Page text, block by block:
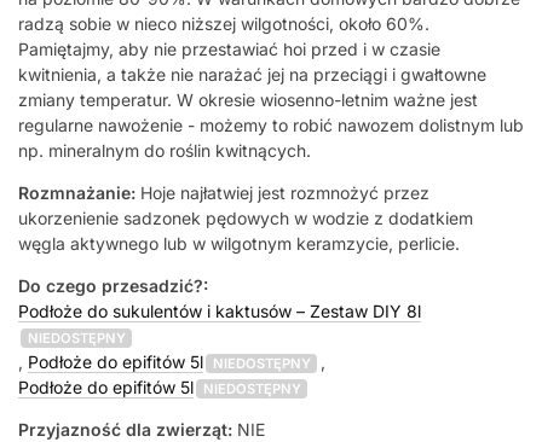
radzą sobie w nieco niższej wilgotności, około 60%.
Pamiętajmy, aby nie przestawiać hoi przed i w czasie
kwitnienia, a także nie narażać jej na przeciągi i gwałtowne
zmiany temperatur. W okresie wiosenno-letnim ważne jest
regularne nawożenie - możemy to robić nawozem dolistnym lub
np. mineralnym do roślin kwitnących.
Rozmnażanie: Hoje najłatwiej jest rozmnożyć przez
ukorzenienie sadzonek pędowych w wodzie z dodatkiem
węgla aktywnego lub w wilgotnym keramzycie, perlicie.
Do czego przesadzić?:
Podłoże do sukulentów i kaktusów – Zestaw DIY 8l
NIEDOSTĘPNY
, Podłoże do epifitów 5l NIEDOSTĘPNY
,
Podłoże do epifitów 5l
NIEDOSTĘPNY
Przyjazność dla zwierząt: NIE